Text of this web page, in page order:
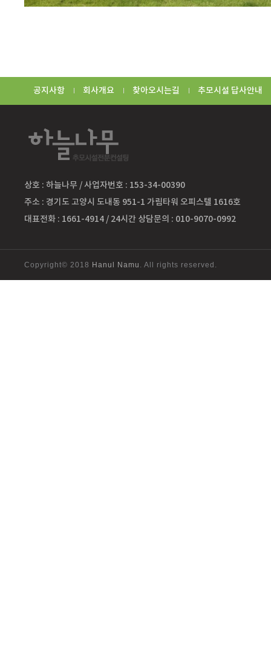
공지사항 회사개요 찾아오시는길 추모시설 답사안내
상호 : 하늘나무 / 사업자번호 : 153-34-00390
주소 : 경기도 고양시 도내동 951-1 가림타워 오피스텔 1616호
대표전화 : 1661-4914 / 24시간 상담문의 : 010-9070-0992
Copyright© 2018 Hanul Namu . All rights reserved.